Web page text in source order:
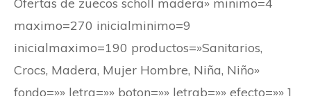
maximo=270 inicialminimo=9
inicialmaximo=190 productos=»Sanitarios,
Crocs, Madera, Mujer Hombre, Niña, Niño»
fondo=»» letra=»» boton=»» letrab=»» efecto=»» ]